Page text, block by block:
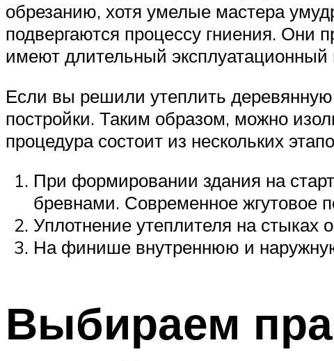
обрезанию, хотя умелые мастера
подвергаются процессу гниения. Они
имеют длительный
Если вы решили утеплить деревянную
постройки. Таким образом, можно
процедура состоит из нескольких
При формировании здания на
бревнами. Современное жгутовое
Уплотнение утеплителя на стыках
На финише внутреннюю и
Выбираем